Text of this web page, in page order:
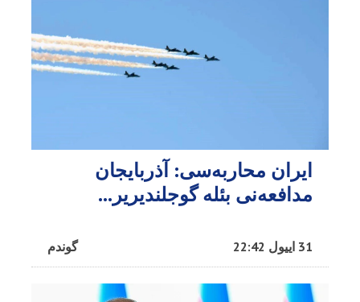
ایران محاربه‌سی: آذربایجان
مدافعه‌نی بئله گوجلندیریر...
گوندم 31 اییول 22:42